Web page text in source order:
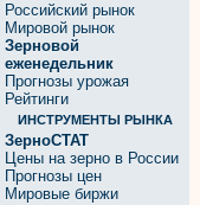
Российский рынок
Мировой рынок
Зерновой
еженедельник
Прогнозы урожая
Рейтинги
ИНСТРУМЕНТЫ РЫНКА
ЗерноСТАТ
Цены на зерно в России
Прогнозы цен
Мировые биржи